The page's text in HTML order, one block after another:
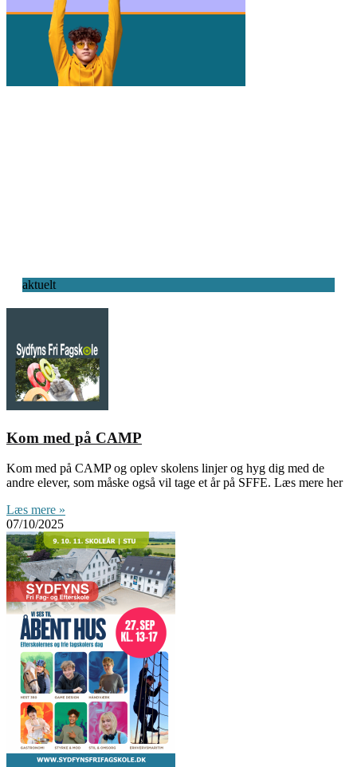
aktuelt
Kom med på CAMP
Kom med på CAMP og oplev skolens linjer og hyg dig med de
andre elever, som måske også vil tage et år på SFFE. Læs mere her
Læs mere »
07/10/2025